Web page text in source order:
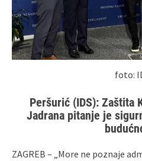
foto:
Peršurić (IDS): Zaštita
Jadrana pitanje je
ZAGREB – „More ne poznaje